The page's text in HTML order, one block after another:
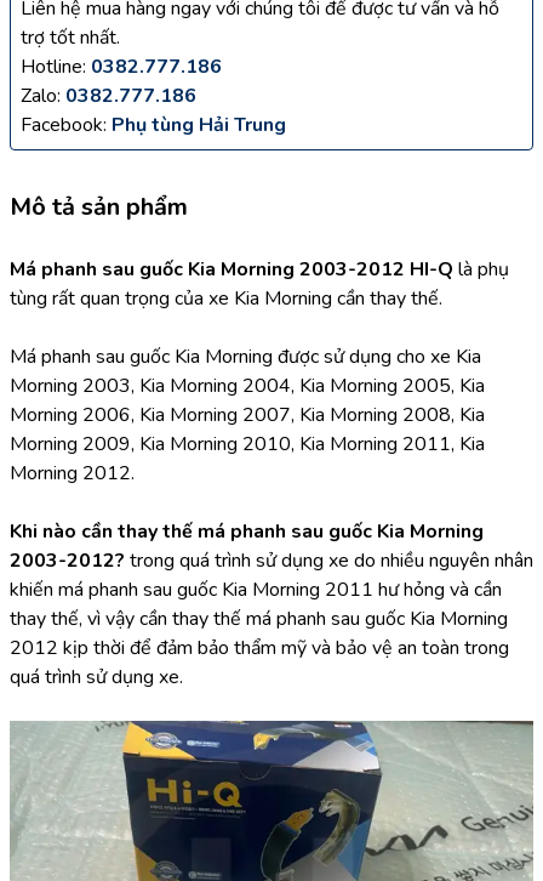
Liên hệ mua hàng ngay với chúng tôi để được tư vấn và hỗ
trợ tốt nhất.
Hotline: 0382.777.186
Zalo: 0382.777.186
Facebook: Phụ tùng Hải Trung
Mô tả sản phẩm
Má phanh sau guốc Kia Morning 2003-2012 HI-Q là phụ
tùng rất quan trọng của xe Kia Morning cần thay thế.
Má phanh sau guốc Kia Morning được sử dụng cho xe Kia
Morning 2003, Kia Morning 2004, Kia Morning 2005, Kia
Morning 2006, Kia Morning 2007, Kia Morning 2008, Kia
Morning 2009, Kia Morning 2010, Kia Morning 2011, Kia
Morning 2012.
Khi nào cần thay thế má phanh sau guốc Kia Morning
2003-2012? trong quá trình sử dụng xe do nhiều nguyên nhân
khiến má phanh sau guốc Kia Morning 2011 hư hỏng và cần
thay thế, vì vậy cần thay thế má phanh sau guốc Kia Morning
2012 kịp thời để đảm bảo thẩm mỹ và bảo vệ an toàn trong
quá trình sử dụng xe.